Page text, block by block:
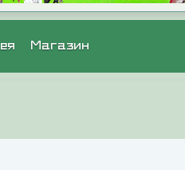
Магазин